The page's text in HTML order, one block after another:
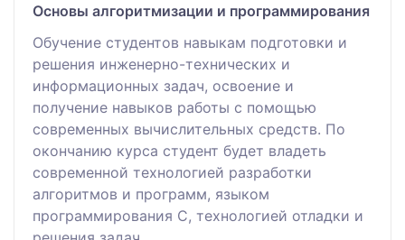
Основы алгоритмизации и программирования
Обучение студентов навыкам подготовки и
решения инженерно-технических и
информационных задач, освоение и
получение навыков работы с помощью
современных вычислительных средств. По
окончанию курса студент будет владеть
современной технологией разработки
алгоритмов и программ, языком
программирования С, технологией отладки и